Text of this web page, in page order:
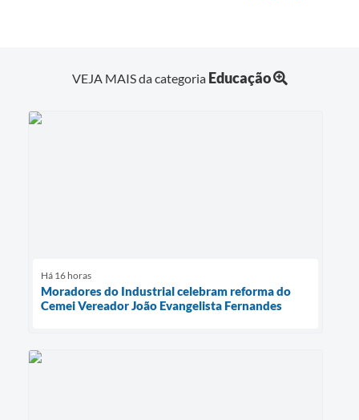
VEJA MAIS da categoria Educação
Há 16 horas
Moradores do Industrial celebram reforma do
Cemei Vereador João Evangelista Fernandes